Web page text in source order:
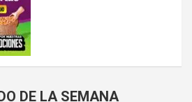
DE LA SEMANA